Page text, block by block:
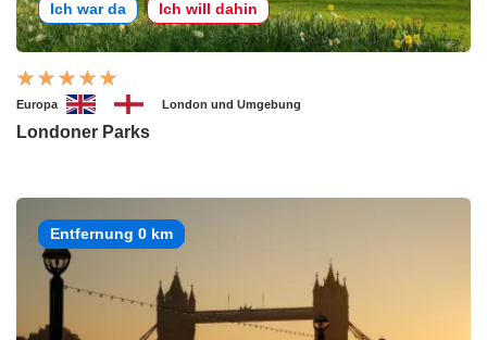
Ich war da Ich will dahin
Europa London und Umgebung
Londoner Parks
Entfernung 0 km